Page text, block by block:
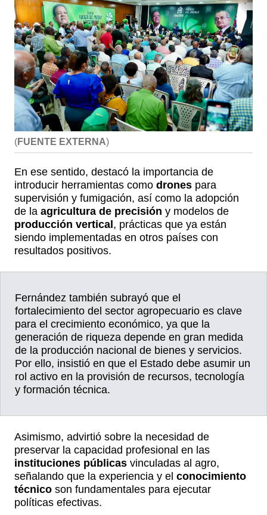
(FUENTE EXTERNA)
En ese sentido, destacó la importancia de
introducir herramientas como drones para
supervisión y fumigación, así como la adopción
de la agricultura de precisión y modelos de
producción vertical, prácticas que ya están
siendo implementadas en otros países con
resultados positivos.
Fernández también subrayó que el
fortalecimiento del sector agropecuario es clave
para el crecimiento económico, ya que la
generación de riqueza depende en gran medida
de la producción nacional de bienes y servicios.
Por ello, insistió en que el Estado debe asumir un
rol activo en la provisión de recursos, tecnología
y formación técnica.
Asimismo, advirtió sobre la necesidad de
preservar la capacidad profesional en las
instituciones públicas vinculadas al agro,
señalando que la experiencia y el conocimiento
técnico son fundamentales para ejecutar
políticas efectivas.